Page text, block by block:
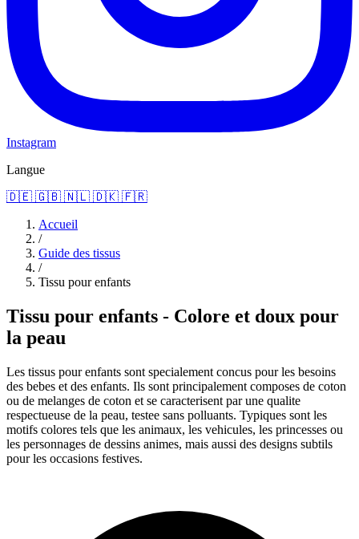
Instagram
Langue
🇩🇪 🇬🇧 🇳🇱 🇩🇰 🇫🇷
Accueil
/
Guide des tissus
/
Tissu pour enfants
Tissu pour enfants - Colore et doux pour
la peau
Les tissus pour enfants sont specialement concus pour les besoins
des bebes et des enfants. Ils sont principalement composes de coton
ou de melanges de coton et se caracterisent par une qualite
respectueuse de la peau, testee sans polluants. Typiques sont les
motifs colores tels que les animaux, les vehicules, les princesses ou
les personnages de dessins animes, mais aussi des designs subtils
pour les occasions festives.